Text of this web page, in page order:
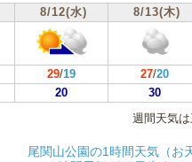
8/12(水) 8/13(木)
29/19 27/20
20 30
週間天気は
尾関山公園の1時間天気（お